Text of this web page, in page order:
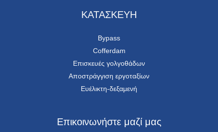
ΚΑΤΑΣΚΕΥΗ
Bypass
Cofferdam
Επισκευές γολγοθάδων
Αποστράγγιση εργοταξίων
Ευέλικτη-δεξαμενή
Επικοινωνήστε μαζί μας